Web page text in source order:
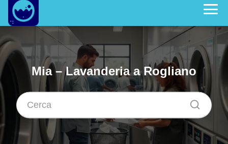
Mia – Lavanderia a Rogliano